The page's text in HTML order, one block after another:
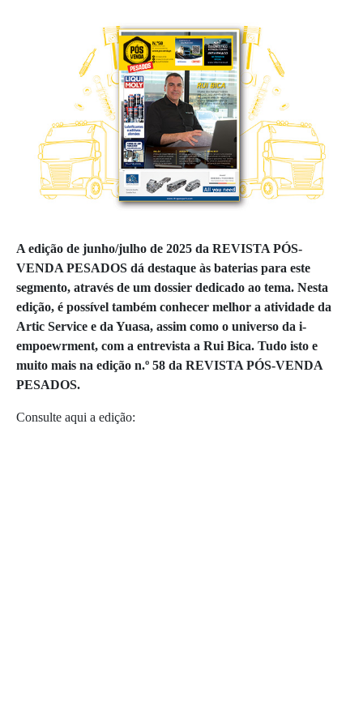
A edição de junho/julho de 2025 da REVISTA PÓS-
VENDA PESADOS dá destaque às baterias para este
segmento, através de um dossier dedicado ao tema. Nesta
edição, é possível também conhecer melhor a atividade da
Artic Service e da Yuasa, assim como o universo da i-
empoewrment, com a entrevista a Rui Bica. Tudo isto e
muito mais na edição n.º 58 da REVISTA PÓS-VENDA
PESADOS.
Consulte aqui a edição: